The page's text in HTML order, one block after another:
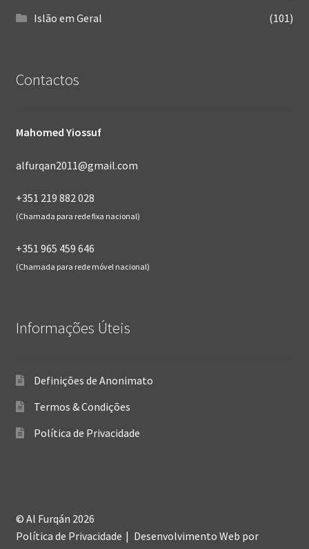
Islão em Geral
(101)
Contactos
Mahomed Yiossuf
alfurqan2011@gmail.com
+351 219 882 028
(Chamada para rede fixa nacional)
+351 965 459 646
(Chamada para rede móvel nacional)
Informações Úteis
Definições de Anonimato
Termos & Condições
Política de Privacidade
© Al Furqán 2026
Política de Privacidade
Desenvolvimento Web por